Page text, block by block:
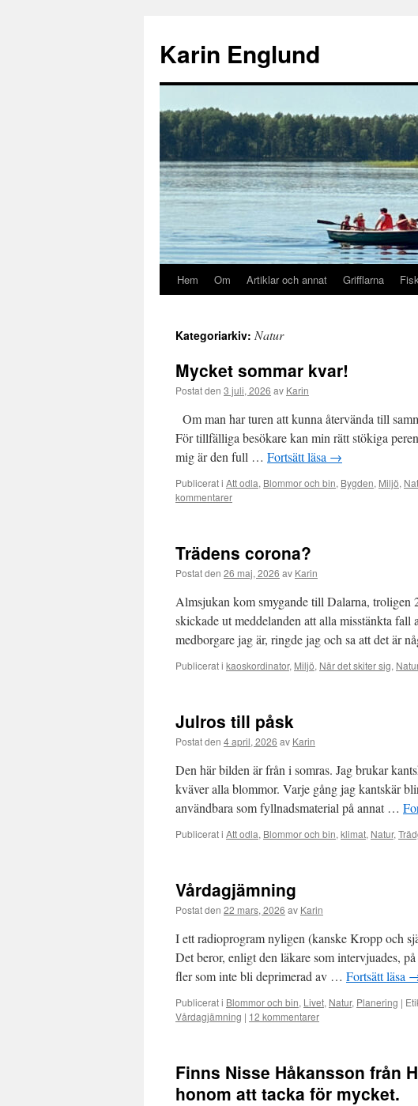
innehåll
Karin Englund
Hem Om Artiklar och annat Grifflarna
Kategoriarkiv: Natur
Mycket sommar kvar!
Postat den 3 juli, 2026 av Karin
Om man har turen att kunna återvända till
För tillfälliga besökare kan min rätt stökiga
mig är den full … Fortsätt läsa →
Publicerat i Att odla, Blommor och bin, Bygden, Miljö,
kommentarer
Trädens corona?
Postat den 26 maj, 2026 av Karin
Almsjukan kom smygande till Dalarna, troligen
skickade ut meddelanden att alla misstänkta
medborgare jag är, ringde jag och sa att det är
Publicerat i kaoskordinator, Miljö, När det skiter sig,
Julros till påsk
Postat den 4 april, 2026 av Karin
Den här bilden är från i somras. Jag brukar
kväver alla blommor. Varje gång jag kantskär
användbara som fyllnadsmaterial på annat …
Publicerat i Att odla, Blommor och bin, klimat, Natur,
Vårdagjämning
Postat den 22 mars, 2026 av Karin
I ett radioprogram nyligen (kanske Kropp och
Det beror, enligt den läkare som intervjuades,
fler som inte bli deprimerad av … Fortsätt läsa
Publicerat i Blommor och bin, Livet, Natur, Planering |
Vårdagjämning | 12 kommentarer
Finns Nisse Håkansson från
honom att tacka för mycket.